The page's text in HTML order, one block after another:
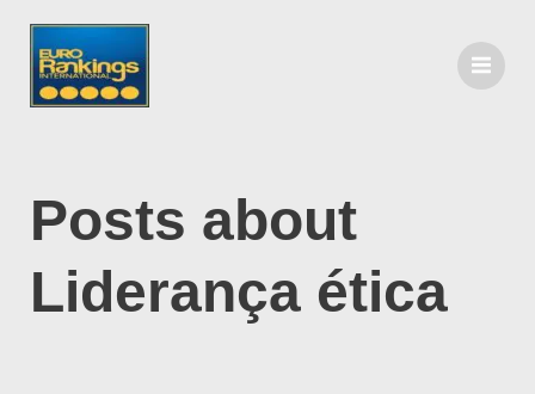
Posts about
Liderança ética